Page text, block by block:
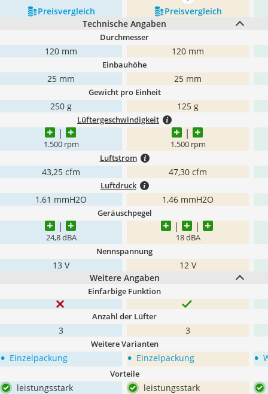
Preis­vergleich
Preis­vergleich
Technische Angaben
Durchmesser
120 mm 120 mm
Einbauhöhe
25 mm 25 mm
Gewicht pro Einheit
250 g 125 g
Lüftergeschwindigkeit
1.500 rpm 1.500 rpm
Luftstrom
43,25 cfm 47,30 cfm
Luftdruck
1,61 mmH2O 1,46 mmH2O
Geräuschpegel
24,8 dBA 18 dBA
Nennspannung
13 V
12 V
Weitere Angaben
Einfarbige Funktion
Anzahl der Lüfter
3 3
Weitere Varianten
• Einzelpackung • Einzelpackung •
Vorteile
leistungsstark
leistungsstark